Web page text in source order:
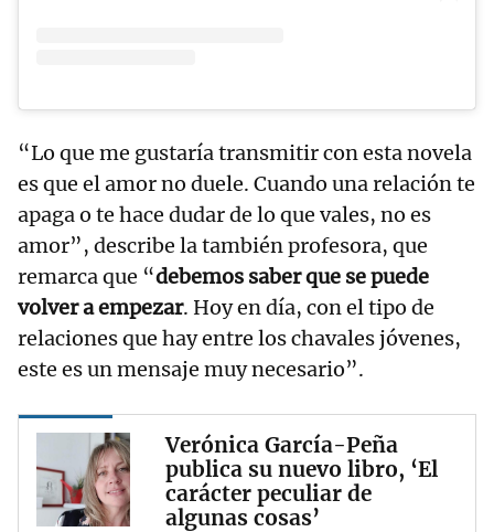
“Lo que me gustaría transmitir con esta novela
es que el amor no duele. Cuando una relación te
apaga o te hace dudar de lo que vales, no es
amor”, describe la también profesora, que
remarca que “debemos saber que se puede
volver a empezar. Hoy en día, con el tipo de
relaciones que hay entre los chavales jóvenes,
este es un mensaje muy necesario”.
Verónica García-Peña
publica su nuevo libro, ‘El
carácter peculiar de
algunas cosas’